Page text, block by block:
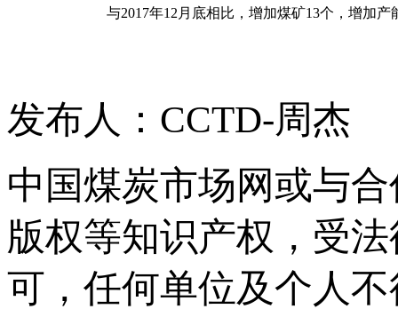
与2017年12月底相比，增加煤矿13个，增加产
发布人：CCTD-周杰
中国煤炭市场网或与
版权等知识产权，受
可，任何单位及个人